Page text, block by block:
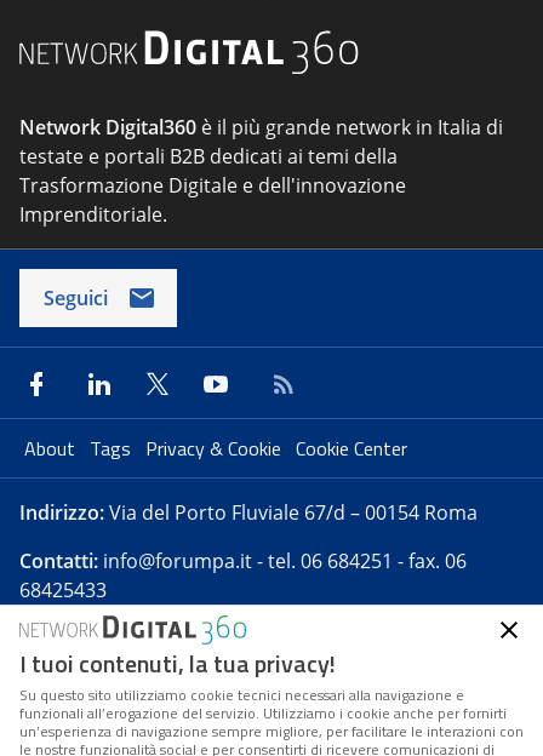
Network Digital360 è il più grande network in Italia di
testate e portali B2B dedicati ai temi della
Trasformazione Digitale e dell'innovazione
Imprenditoriale.
Seguici
About Tags Privacy & Cookie Cookie Center
Indirizzo:Via del Porto Fluviale 67/d – 00154 Roma
Contatti: info@forumpa.it- tel. 06 684251 - fax. 06
68425433
Forumpa.itè una pubblicazione telematica iscritta
presso Registro della stampa del Tribunale di Roma -
Reg. n. 182 del 2 maggio 2008 - Direttore resp. Michela
Stentella
I tuoi contenuti, la tua privacy!
Su questo sito utilizziamo cookie tecnici necessari alla navigazione e
funzionali all’erogazione del servizio. Utilizziamo i cookie anche per fornirti
un’esperienza di navigazione sempre migliore, per facilitare le interazioni con
le nostre funzionalità social e per consentirti di ricevere comunicazioni di